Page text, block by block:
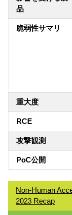
品
脆弱性サマリ
重大度
RCE
攻撃観測
PoC公開
Non-Human
2023 Recap